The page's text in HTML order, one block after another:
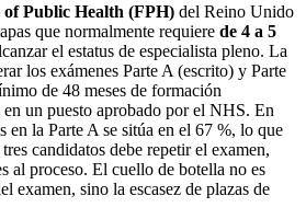
Public Health (FPH) del Reino Unido
que normalmente requiere de 4 a 5
el estatus de especialista pleno. La
los exámenes Parte A (escrito) y Parte
de 48 meses de formación
en un puesto aprobado por el NHS. En
en la Parte A se sitúa en el 67 %, lo que
candidatos debe repetir el examen,
al proceso. El cuello de botella no es
examen, sino la escasez de plazas de